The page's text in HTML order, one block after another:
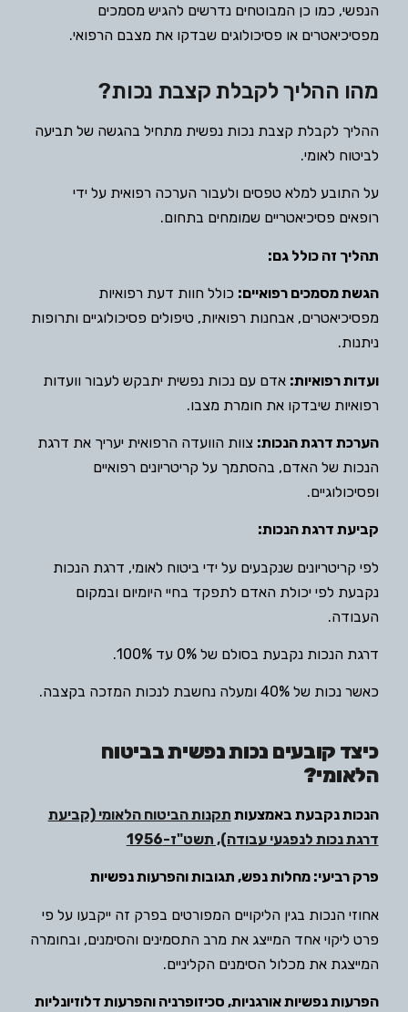
הנפשי, כמו כן המבוטחים נדרשים להגיש מסמכים
מפסיכיאטרים או פסיכולוגים שבדקו את מצבם הרפואי.
מהו ההליך לקבלת קצבת נכות?
ההליך לקבלת קצבת נכות נפשית מתחיל בהגשה של תביעה
לביטוח לאומי.
על התובע למלא טפסים ולעבור הערכה רפואית על ידי
רופאים פסיכיאטריים שמומחים בתחום.
תהליך זה כולל גם:
הגשת מסמכים רפואיים: כולל חוות דעת רפואיות
מפסיכיאטרים, אבחנות רפואיות, טיפולים פסיכולוגיים ותרופות
ניתנות.
ועדות רפואיות: אדם עם נכות נפשית יתבקש לעבור וועדות
רפואיות שיבדקו את חומרת מצבו.
הערכת דרגת הנכות: צוות הוועדה הרפואית יעריך את דרגת
הנכות של האדם, בהסתמך על קריטריונים רפואיים
ופסיכולוגיים.
קביעת דרגת הנכות:
לפי קריטריונים שנקבעים על ידי ביטוח לאומי, דרגת הנכות
נקבעת לפי יכולת האדם לתפקד בחיי היומיום ובמקום
העבודה.
דרגת הנכות נקבעת בסולם של 0% עד 100%.
כאשר נכות של 40% ומעלה נחשבת לנכות המזכה בקצבה.
כיצד קובעים נכות נפשית בביטוח
הלאומי?
הנכות נקבעת באמצעות תקנות הביטוח הלאומי (קביעת
דרגת נכות לנפגעי עבודה), תשט"ז-1956
פרק רביעי: מחלות נפש, תגובות והפרעות נפשיות
אחוזי הנכות בגין הליקויים המפורטים בפרק זה ייקבעו על פי
פרט ליקוי אחד המייצג את מרב התסמינים והסימנים, ובחומרה
המייצגת את מכלול הסימנים הקליניים.
הפרעות נפשיות אורגניות, סכיזופרניה והפרעות דלוזיונליות